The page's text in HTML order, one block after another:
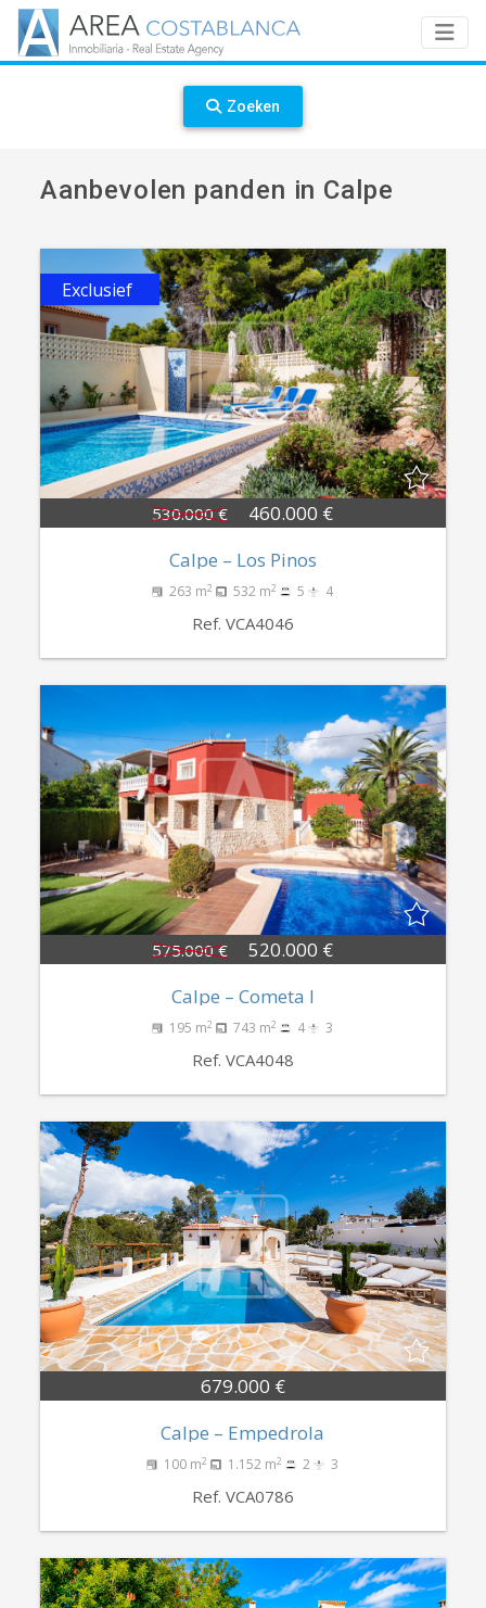
Zoeken
Aanbevolen panden in Calpe
Exclusief
530.000 €
460.000 €
Calpe – Los Pinos
263 m2 532 m2 5 4
Ref. VCA4046
575.000 €
520.000 €
Calpe – Cometa I
195 m2 743 m2 4 3
Ref. VCA4048
679.000 €
Calpe – Empedrola
100 m2 1.152 m2 2 3
Ref. VCA0786